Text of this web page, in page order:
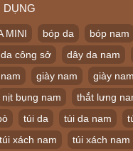
DỤNG
MINI bóp da bóp nam
công sở dây da nam
giày nam
giày
nịt bụng nam
thắt lưng
túi da túi da nam
túi xách nam
túi xách